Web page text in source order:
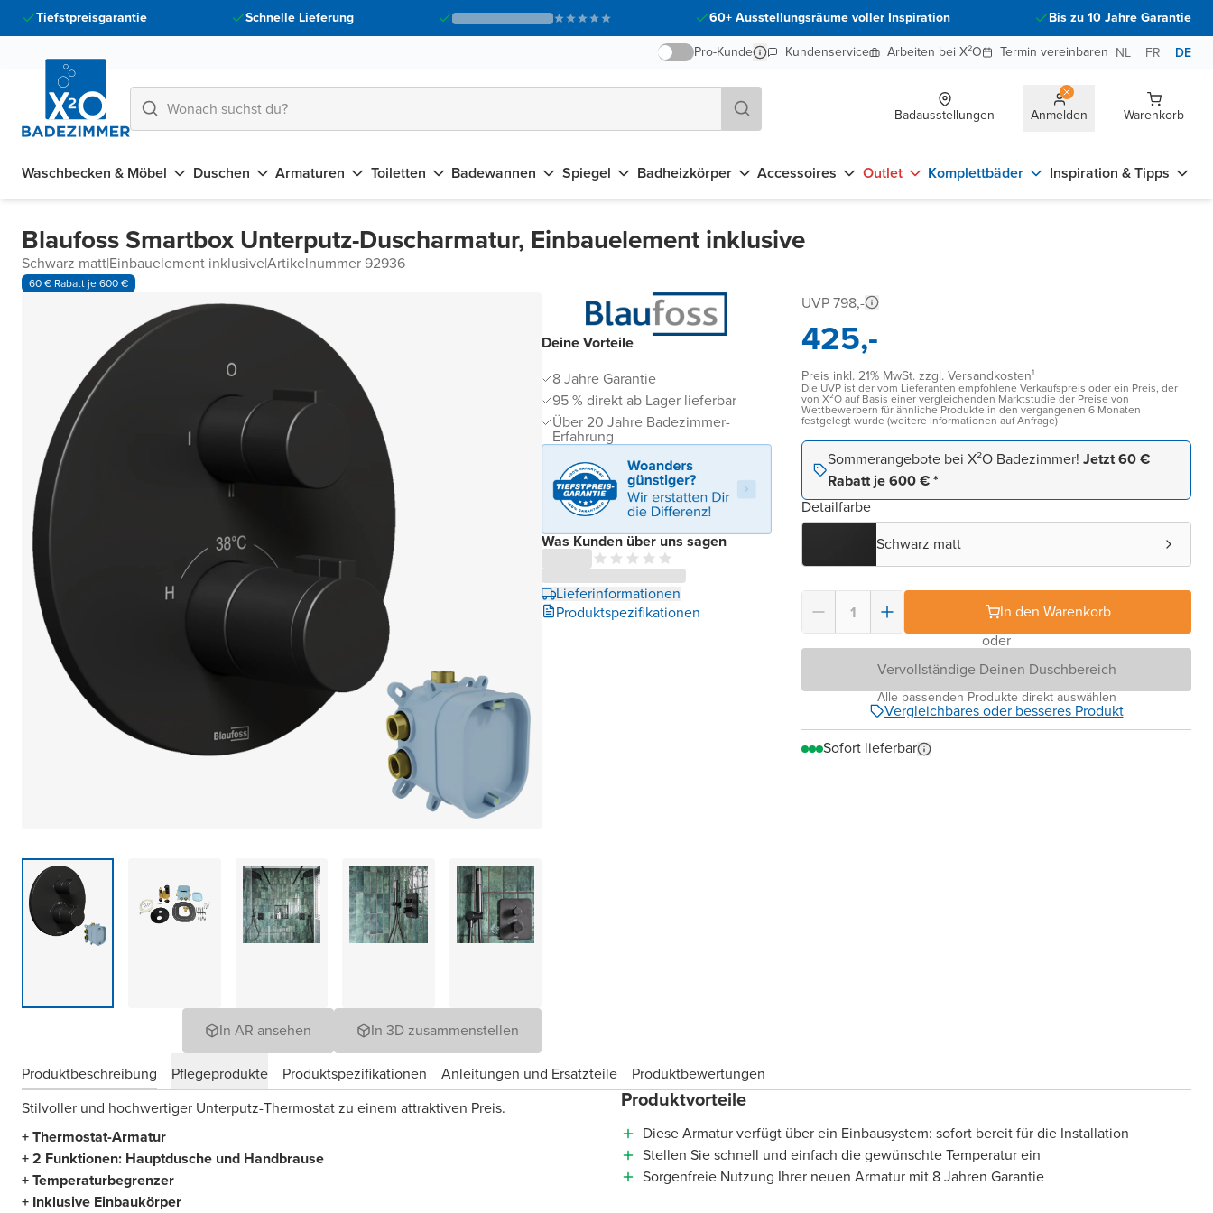
Tiefstpreisgarantie Schnelle Lieferung 60+ Ausstellungsräume voller Inspiration
Bis zu 10 Jahre Garantie
Pro-Kunde
Kundenservice Arbeiten bei X²O Termin vereinbaren NL FR DE
Badausstellungen Anmelden Warenkorb
Waschbecken & Möbel Duschen Armaturen Toiletten Badewannen Spiegel Badheizkörper Accessoires Outlet Komplettbäder Inspiration & Tipps
Blaufoss Smartbox Unterputz-Duscharmatur, Einbauelement inklusive
Schwarz matt|Einbauelement inklusive|Artikelnummer 92936
60 € Rabatt je 600 €
Abbildung
ähnlich
Zeigt ein
In AR ansehen In 3D zusammenstellen
Deine Vorteile
8 Jahre Garantie
95 % direkt ab Lager lieferbar
Über 20 Jahre Badezimmer-
Erfahrung
Was Kunden über uns sagen
Lieferinformationen
Produktspezifikationen
UVP 798,-
425,-
Preis inkl. 21% MwSt. zzgl. Versandkosten¹
Die UVP ist der vom Lieferanten empfohlene Verkaufspreis oder ein Preis, der
von X²O auf Basis einer vergleichenden Marktstudie der Preise von
Wettbewerbern für ähnliche Produkte in den vergangenen 6 Monaten
festgelegt wurde (weitere Informationen auf Anfrage)
Sommerangebote bei X²O Badezimmer! Jetzt 60 €
Rabatt je 600 € *
Detailfarbe
Schwarz matt
In den Warenkorb
oder
Vervollständige Deinen Duschbereich
Alle passenden Produkte direkt auswählen
Vergleichbares oder besseres Produkt
Sofort lieferbar
Produktbeschreibung Pflegeprodukte Produktspezifikationen Anleitungen und Ersatzteile
Produktbewertungen
Stilvoller und hochwertiger Unterputz-Thermostat zu einem attraktiven Preis.
+ Thermostat-Armatur
+ 2 Funktionen: Hauptdusche und Handbrause
+ Temperaturbegrenzer
+ Inklusive Einbaukörper
Produktvorteile
Diese Armatur verfügt über ein Einbausystem: sofort bereit für die Installation
Stellen Sie schnell und einfach die gewünschte Temperatur ein
Sorgenfreie Nutzung Ihrer neuen Armatur mit 8 Jahren Garantie